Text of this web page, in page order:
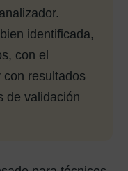
identificada,
con el
resultados
de validación